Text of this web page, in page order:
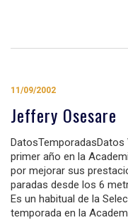
11/09/2002
Jeffery Osesare
DatosTemporadasDatos
primer año en la
por mejorar sus
paradas desde los 6
Es un habitual de la
temporada en la